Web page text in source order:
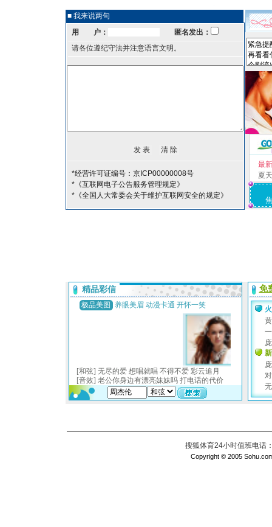
■ 我来说两句
用 户：
匿名发出：
请各位遵纪守法并注意语言文明。
*经营许可证编号：京ICP00000008号
*《互联网电子公告服务管理规定》
*《全国人大常委会关于维护互联网安全的规定》
最
夏
搜狐体育24小时值班电话
Copyright © 2005